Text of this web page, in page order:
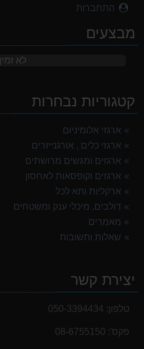
התחברות
מבצעים
לא זמין
קטגוריות נבחרות
ארגזי אלומיניום
ארגזי כלים , אורגנייזרים
ארגזים ומגשים מרושתים
ארגזים וקופסאות לאחסון
ארקליות ותא לכל
דולבים, מיכלי ענק ומשטחים
מאמרים
שאלות ותשובות
יצירת קשר
טלפון: 050-3394434
פקס': 08-6755150